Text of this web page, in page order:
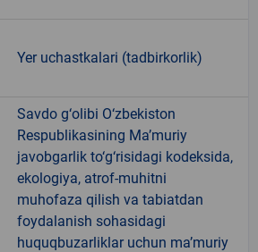
Yer uchastkalari (tadbirkorlik)
Savdo g‘olibi O‘zbekiston
Respublikasining Ma’muriy
javobgarlik to‘g‘risidagi kodeksida,
ekologiya, atrof-muhitni
muhofaza qilish va tabiatdan
foydalanish sohasidagi
huquqbuzarliklar uchun ma’muriy